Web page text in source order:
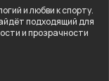
и любви к спорту.
подходящий для
и прозрачности